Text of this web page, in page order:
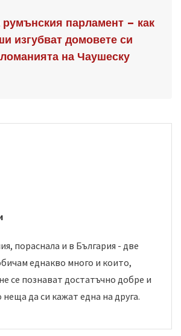
румънския парламент – как
изгубват домовете си
на Чаушеску
пораснала и в България - две
еднакво много и които,
се познават достатъчно добре и
да си кажат една на друга.